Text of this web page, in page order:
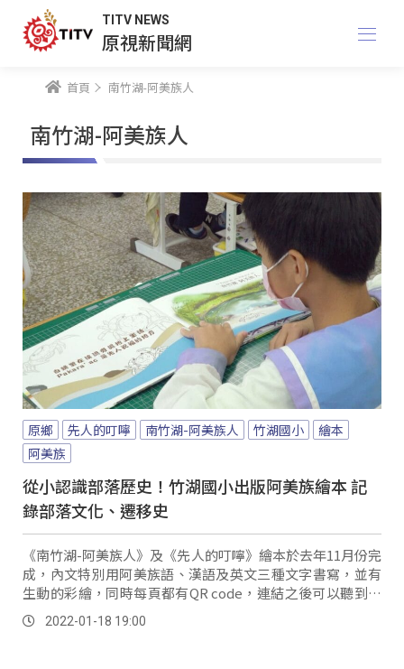
TITV NEWS
原視新聞網
首頁 南竹湖-阿美族人
南竹湖-阿美族人
原鄉 先人的叮嚀 南竹湖-阿美族人 竹湖國小
繪本
阿美族
從小認識部落歷史！竹湖國小出版阿美族繪本 記
錄部落文化、遷移史
《南竹湖-阿美族人》及《先人的叮嚀》繪本於去年11月份完
成，內文特別用阿美族語、漢語及英文三種文字書寫，並有
生動的彩繪，同時每頁都有QR code，連結之後可以聽到族
人用阿美族語朗讀故事內容。
2022-01-18 19:00